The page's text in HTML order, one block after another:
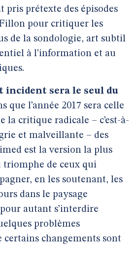
pris prétexte des épisodes
pour critiquer les
de la sondologie, art subtil
à l’information et au
incident sera le seul du
que l’année 2017 sera celle
la critique radicale – c’est-à-
et malveillante – des
est la version la plus
triomphe de ceux qui
en les soutenant, les
dans le paysage
autant s’interdire
problèmes
certains changements sont